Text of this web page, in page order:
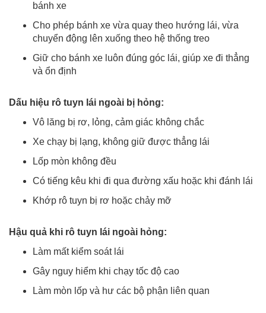
bánh xe
Cho phép bánh xe vừa quay theo hướng lái, vừa
chuyển động lên xuống theo hệ thống treo
Giữ cho bánh xe luôn đúng góc lái, giúp xe đi thẳng
và ổn định
Dấu hiệu rô tuyn lái ngoài bị hỏng:
Vô lăng bị rơ, lỏng, cảm giác không chắc
Xe chạy bị lạng, không giữ được thẳng lái
Lốp mòn không đều
Có tiếng kêu khi đi qua đường xấu hoặc khi đánh lái
Khớp rô tuyn bị rơ hoặc chảy mỡ
Hậu quả khi rô tuyn lái ngoài hỏng:
Làm mất kiểm soát lái
Gây nguy hiểm khi chạy tốc độ cao
Làm mòn lốp và hư các bộ phận liên quan